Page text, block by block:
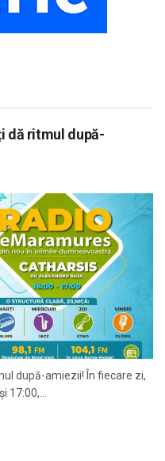
dă ritmul după-
după-amiezii! În fiecare zi,